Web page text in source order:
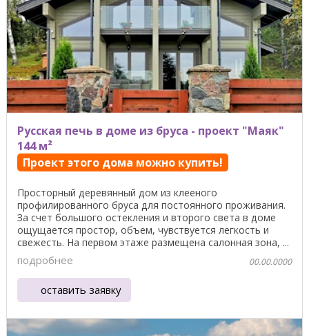
Русская печь в доме из бруса - проект "Маяк"
144 м²
Проект этого дома можно купить!
Просторный деревянный дом из клееного
профилированного бруса для постоянного проживания.
За счет большого остекления и второго света в доме
ощущается простор, объем, чувствуется легкость и
свежесть. На первом этаже размещена салонная зона, ...
подробнее 00.00.0000
оставить заявку